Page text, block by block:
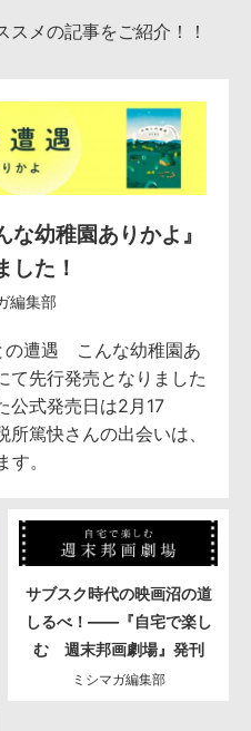
メの記事をご紹介！！
幼稚園ありかよ』
した！
編集部
の遭遇 こんな幼稚園あ
て先行発売となりました
公式発売日は2月17
篤快さんの出会いは、
。
サブスク時代の映画沼の道
しるべ！――『自宅で楽し
む 週末邦画劇場』発刊
ミシマガ編集部